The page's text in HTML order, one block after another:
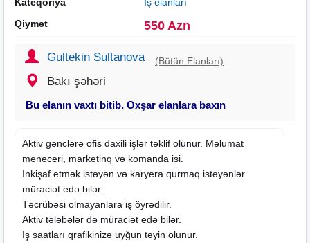
Qiymət
550 Azn
Gultekin Sultanova (Bütün Elanları)
Bakı şəhəri
Bu elanın vaxtı bitib. Oxşar elanlara baxın
Aktiv gənclərə ofis daxili işlər təklif olunur. Məlumat
meneceri, marketinq və komanda iși.
Inkişaf etmək istəyən və karyera qurmaq istəyənlər
müraciət edə bilər.
Təcrübəsi olmayanlara iş öyrədilir.
Aktiv tələbələr də müraciət edə bilər.
Iş saatları qrafikinizə uyğun təyin olunur.